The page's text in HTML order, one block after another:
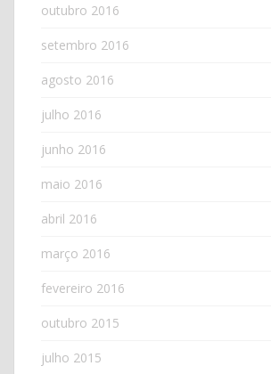
outubro 2016
setembro 2016
agosto 2016
julho 2016
junho 2016
maio 2016
abril 2016
março 2016
fevereiro 2016
outubro 2015
julho 2015